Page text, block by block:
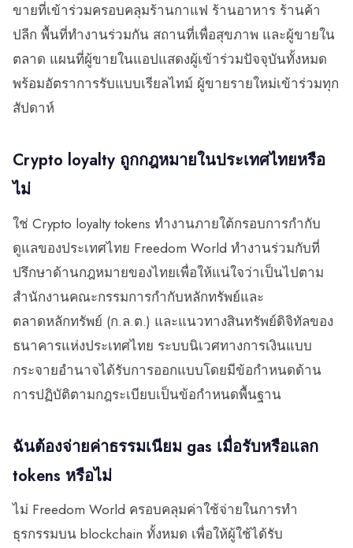
ขายที่เข้าร่วมครอบคลุมร้านกาแฟ ร้านอาหาร ร้านค้า
ปลีก พื้นที่ทำงานร่วมกัน สถานที่เพื่อสุขภาพ และผู้ขายใน
ตลาด แผนที่ผู้ขายในแอปแสดงผู้เข้าร่วมปัจจุบันทั้งหมด
พร้อมอัตราการรับแบบเรียลไทม์ ผู้ขายรายใหม่เข้าร่วมทุก
สัปดาห์
Crypto loyalty ถูกกฎหมายในประเทศไทยหรือ
ไม่
ใช่ Crypto loyalty tokens ทำงานภายใต้กรอบการกำกับ
ดูแลของประเทศไทย Freedom World ทำงานร่วมกับที่
ปรึกษาด้านกฎหมายของไทยเพื่อให้แน่ใจว่าเป็นไปตาม
สำนักงานคณะกรรมการกำกับหลักทรัพย์และ
ตลาดหลักทรัพย์ (ก.ล.ต.) และแนวทางสินทรัพย์ดิจิทัลของ
ธนาคารแห่งประเทศไทย ระบบนิเวศทางการเงินแบบ
กระจายอำนาจได้รับการออกแบบโดยมีข้อกำหนดด้าน
การปฏิบัติตามกฎระเบียบเป็นข้อกำหนดพื้นฐาน
ฉันต้องจ่ายค่าธรรมเนียม gas เมื่อรับหรือแลก
tokens หรือไม่
ไม่ Freedom World ครอบคลุมค่าใช้จ่ายในการทำ
ธุรกรรมบน blockchain ทั้งหมด เพื่อให้ผู้ใช้ได้รับ